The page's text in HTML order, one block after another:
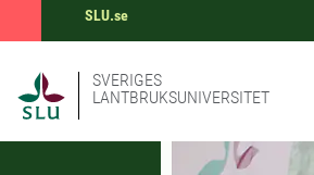
SLU.se
SVERIGES
LANTBRUKSUNIVERSITET